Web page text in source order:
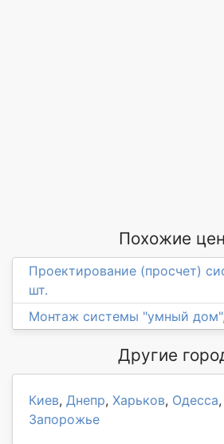
Похожие
Проектирование (просчет)
шт.
Монтаж системы "умный
Другие
Киев, Днепр, Харьков, Одесса,
Запорожье